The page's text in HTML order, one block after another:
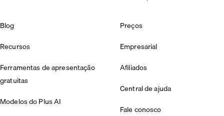
Blog
Recursos
Ferramentas de apresentação
gratuitas
Modelos do Plus AI
Preços
Empresarial
Afiliados
Central de ajuda
Fale conosco